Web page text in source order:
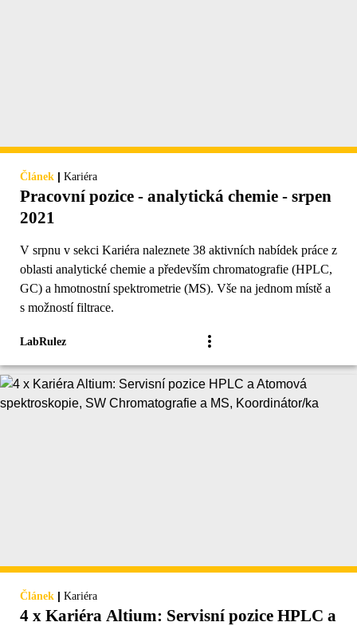
Článek | Kariéra
Pracovní pozice - analytická chemie - srpen
2021
V srpnu v sekci Kariéra naleznete 38 aktivních nabídek práce z
oblasti analytické chemie a především chromatografie (HPLC,
GC) a hmotnostní spektrometrie (MS). Vše na jednom místě a
s možností filtrace.
LabRulez
Článek | Kariéra
4 x Kariéra Altium: Servisní pozice HPLC a